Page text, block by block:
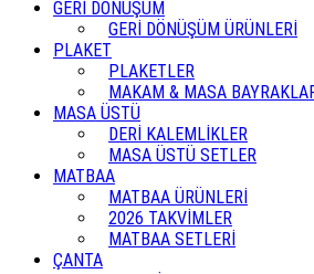
GERİ DÖNÜŞÜM
GERİ DÖNÜŞÜM ÜRÜNLERİ
PLAKET
PLAKETLER
MAKAM & MASA
MASA ÜSTÜ
DERİ KALEMLİKLER
MASA ÜSTÜ SETLER
MATBAA
MATBAA ÜRÜNLERİ
2026 TAKVİMLER
MATBAA SETLERİ
ÇANTA